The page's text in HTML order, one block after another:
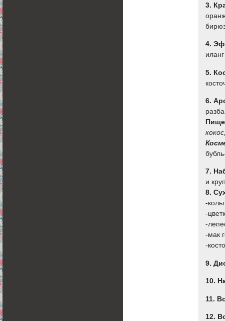
3.
4.
иланг
5.
6.
7.
и
8.
-
-
-
-мак
-
9.
10.
11.
12.